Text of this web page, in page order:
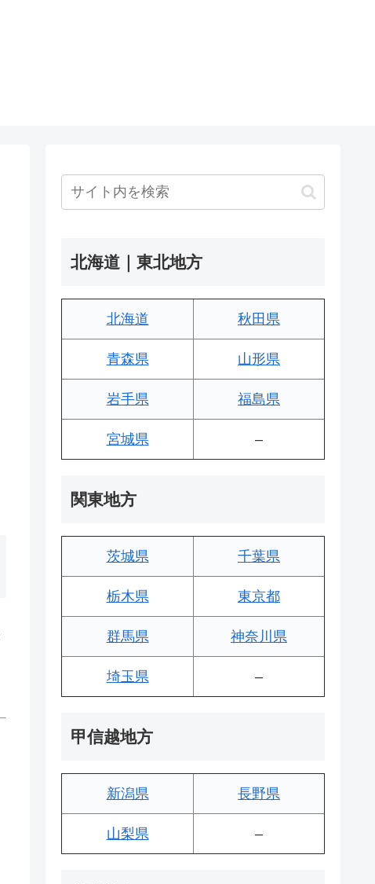
北海道｜東北地方
北海道 秋田県
青森県 山形県
岩手県 福島県
宮城県 –
関東地方
茨城県 千葉県
栃木県 東京都
群馬県 神奈川県
埼玉県 –
甲信越地方
新潟県 長野県
山梨県 –